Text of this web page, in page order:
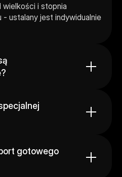
wielkości i stopnia
ustalany jest indywidualnie
gotowego